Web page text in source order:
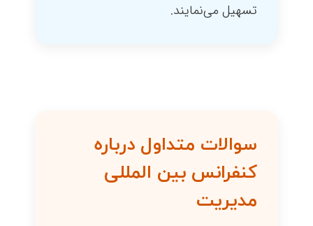
تسهیل می‌نمایند.
سوالات متداول درباره
کنفرانس بین المللی
مدیریت